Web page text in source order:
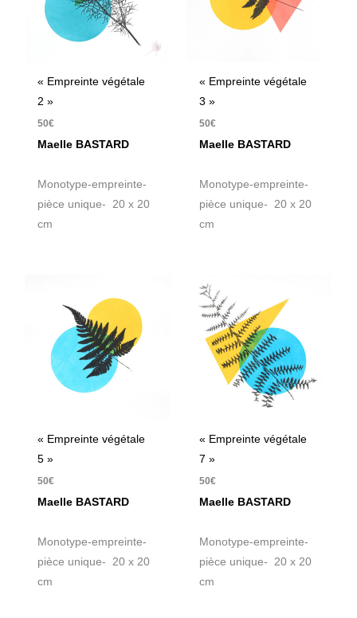
« Empreinte végétale
2 »
50€
Maelle BASTARD
Monotype-empreinte-
pièce unique- 20 x 20
cm
« Empreinte végétale
3 »
50€
Maelle BASTARD
Monotype-empreinte-
pièce unique- 20 x 20
cm
« Empreinte végétale
5 »
50€
Maelle BASTARD
Monotype-empreinte-
pièce unique- 20 x 20
cm
« Empreinte végétale
7 »
50€
Maelle BASTARD
Monotype-empreinte-
pièce unique- 20 x 20
cm